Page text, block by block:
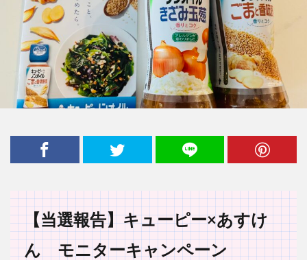
【当選報告】キューピー×あすけ
ん モニターキャンペーン